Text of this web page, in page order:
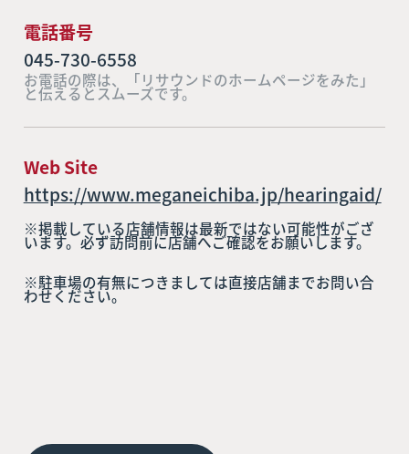
電話番号
045-730-6558
お電話の際は、「リサウンドのホームページをみた」
と伝えるとスムーズです。
Web Site
https://www.meganeichiba.jp/hearingaid/
※掲載している店舗情報は最新ではない可能性がござ
います。必ず訪問前に店舗へご確認をお願いします。
※駐車場の有無につきましては直接店舗までお問い合
わせください。